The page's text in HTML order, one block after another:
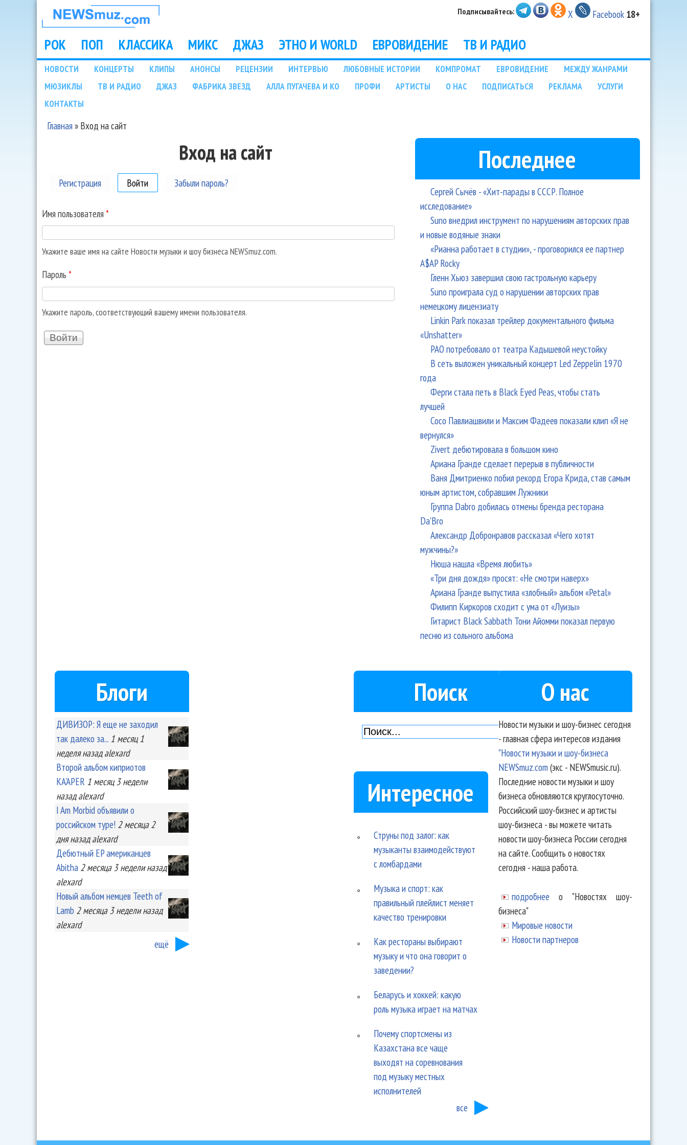
НОВОСТИ
МУЗЫКИ И
ШОУ БИЗНЕСА
NEWSMUZ.COM
Подписывайтесь: X Facebook 18+
Main menu
РОК ПОП КЛАССИКА МИКС ДЖАЗ ЭТНО И WORLD ЕВРОВИДЕНИЕ ТВ И РАДИО
Подразделы
НОВОСТИ КОНЦЕРТЫ КЛИПЫ АНОНСЫ РЕЦЕНЗИИ ИНТЕРВЬЮ ЛЮБОВНЫЕ ИСТОРИИ КОМПРОМАТ ЕВРОВИДЕНИЕ
МЕЖДУ ЖАНРАМИ
МЮЗИКЛЫ
ТВ И РАДИО ДЖАЗ ФАБРИКА ЗВЕЗД АЛЛА ПУГАЧЕВА И КО ПРОФИ АРТИСТЫ О НАС ПОДПИСАТЬСЯ РЕКЛАМА
УСЛУГИ
КОНТАКТЫ
Вы здесь
Главная» Вход на сайт
Вход на сайт
Регистрация Войти (активная вкладка)
Забыли пароль?
Имя пользователя *
Укажите ваше имя на сайте Новости музыки и шоу бизнеса NEWSmuz.com.
Пароль *
Укажите пароль, соответствующий вашему имени пользователя.
Последнее
Сергей Сычёв - «Хит-парады в СССР. Полное
исследование»
Suno внедрил инструмент по нарушениям авторских прав
и новые водяные знаки
«Рианна работает в студии», - проговорился ее партнер
A$AP Rocky
Гленн Хьюз завершил свою гастрольную карьеру
Suno проиграла суд о нарушении авторских прав
немецкому лицензиату
Linkin Park показал трейлер документального фильма
«Unshatter»
РАО потребовало от театра Кадышевой неустойку
В сеть выложен уникальный концерт Led Zeppelin 1970
года
Ферги стала петь в Black Eyed Peas, чтобы стать
лучшей
Сосо Павлиашвили и Максим Фадеев показали клип «Я не
вернулся»
Zivert дебютировала в большом кино
Ариана Гранде сделает перерыв в публичности
Ваня Дмитриенко побил рекорд Егора Крида, став самым
юным артистом, собравшим Лужники
Группа Dabro добилась отмены бренда ресторана
Da'Bro
Александр Добронравов рассказал «Чего хотят
мужчины?»
Нюша нашла «Время любить»
«Три дня дождя» просят: «Не смотри наверх»
Ариана Гранде выпустила «злобный» альбом «Petal»
Филипп Киркоров сходит с ума от «Луизы»
Гитарист Black Sabbath Тони Айомми показал первую
песню из сольного альбома
Блоги
ДИВИЗОР: Я еще не заходил
так далеко за... 1 месяц 1
неделяназад alexard
Второй альбом киприотов
KA'APER 1 месяц 3 недели
назад alexard
I Am Morbid объявили о
российском туре! 2 месяца 2
дняназад alexard
Дебютный EP американцев
Abitha 2 месяца 3 неделиназад
alexard
Новый альбом немцев Teeth of
Lamb 2 месяца 3 неделиназад
alexard
ещё
Поиск
Интересное
Струны под залог: как
музыканты взаимодействуют
с ломбардами
Музыка и спорт: как
правильный плейлист меняет
качество тренировки
Как рестораны выбирают
музыку и что она говорит о
заведении?
Беларусь и хоккей: какую
роль музыка играет на матчах
Почему спортсмены из
Казахстана все чаще
выходят на соревнования
под музыку местных
исполнителей
все
О нас
Новости музыки и шоу-бизнес сегодня
- главная сфера интересов издания
"Новости музыки и шоу-бизнеса
NEWSmuz.com(экс - NEWSmusic.ru).
Последние новости музыки и шоу
бизнеса обновляются круглосуточно.
Российский шоу-бизнес и артисты
шоу-бизнеса - вы можете читать
новости шоу-бизнеса России сегодня
на сайте. Сообщить о новостях
сегодня - наша работа.
подробнее о "Новостях шоу-
бизнеса"
Мировые новости
Новости партнеров